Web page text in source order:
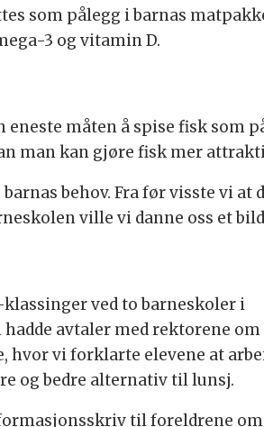
som pålegg i barnas
3 og vitamin D.
måten å spise fisk som
man kan gjøre fisk mer
behov. Fra før visste vi
ville vi danne oss et
ved to barneskoler i
hadde avtaler med rektorene om
hvor vi forklarte elevene at
og bedre alternativ til lunsj.
til foreldrene om